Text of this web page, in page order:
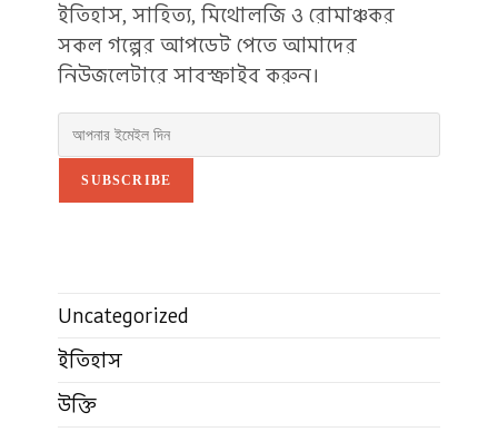
ইতিহাস, সাহিত্য, মিথোলজি ও রোমাঞ্চকর
সকল গল্পের আপডেট পেতে আমাদের
নিউজলেটারে সাবস্ক্রাইব করুন।
SUBSCRIBE
Uncategorized
ইতিহাস
উক্তি